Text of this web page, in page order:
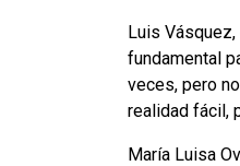
Luis
fundamental
veces, pero
realidad fácil,
María Luisa